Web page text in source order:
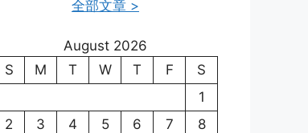
全部文章 >
August 2026
S
M T W T F
S
1
2
3 4 5 6 7
8